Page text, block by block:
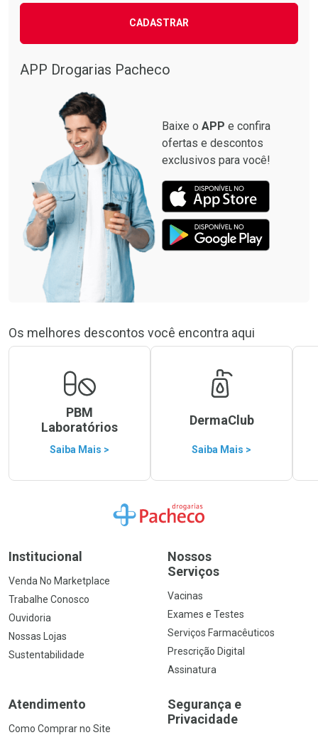
CADASTRAR
APP Drogarias Pacheco
Baixe o APP e confira
ofertas e descontos
exclusivos para você!
Os melhores descontos você encontra aqui
PBM
Laboratórios
Saiba Mais >
DermaClub
Saiba Mais >
Ir para a Home
Institucional
Venda No Marketplace
Trabalhe Conosco
Ouvidoria
Nossas Lojas
Sustentabilidade
Nossos
Serviços
Vacinas
Exames e Testes
Serviços Farmacêuticos
Prescrição Digital
Assinatura
Atendimento
Como Comprar no Site
Segurança e
Privacidade